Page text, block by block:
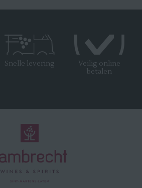
Snelle levering
Veilig online
betalen